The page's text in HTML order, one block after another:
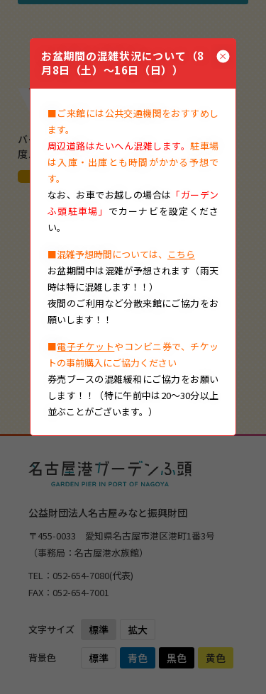
バーチャルツアーの360
度パノラマで船内を
…
南極観測船ふじ
公益財団法人名古屋みなと振興財団
〒455-0033 愛知県名古屋市港区港町1番3号
（事務局：名古屋港水族館）
TEL： 052-654-7080(代表)
FAX：052-654-7001
文字サイズ 標準 拡大
背景色 標準 青色 黒色 黄色
お盆期間の混雑状況について（8
月8日（土）～16日（日））
■ご来館には公共交通機関をおすすめし
ます。
周辺道路はたいへん混雑します。駐車場
は入庫・出庫とも時間がかかる予想で
す。
なお、 お車でお越しの場合は 「ガーデン
ふ頭駐車場」 でカーナビを設定くださ
い。
■混雑予想時間については、 こちら
お盆期間中は混雑が予想されます（雨天
時は特に混雑します！！）
夜間のご利用など分散来館にご協力をお
願いします！！
■電子チケットやコンビニ券で、チケッ
トの事前購入にご協力ください
券売ブースの混雑緩和にご協力をお願い
します！！（特に午前中は20～30分以上
並ぶことがございます。）